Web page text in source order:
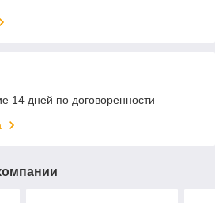
14 дней по договоренности